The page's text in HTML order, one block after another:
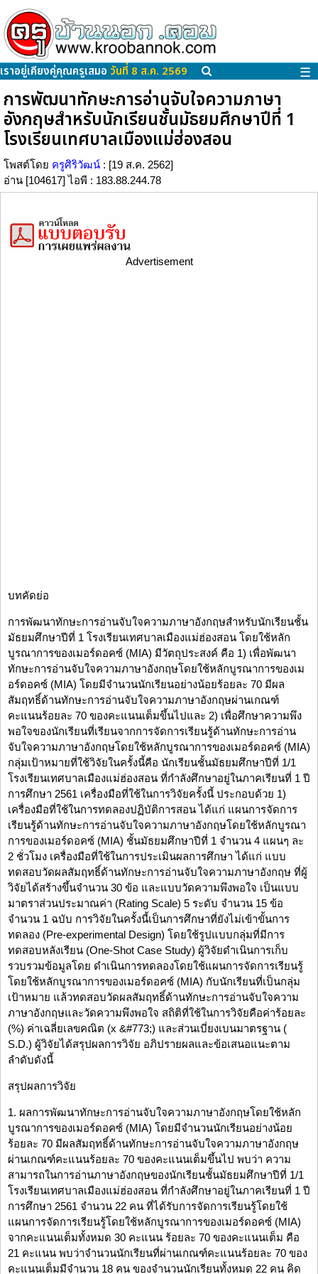
เราอยู่เคียงคู่คุณครูเสมอ วันที่ 8 ส.ค. 2569 ☰
การพัฒนาทักษะการอ่านจับใจความภาษา
อังกฤษสำหรับนักเรียนชั้นมัธยมศึกษาปีที่ 1
โรงเรียนเทศบาลเมืองแม่ฮ่องสอน
โพสต์โดย ครูศิริวัฒน์ : [19 ส.ค. 2562]
อ่าน [104617] ไอพี : 183.88.244.78
Advertisement
บทคัดย่อ
การพัฒนาทักษะการอ่านจับใจความภาษาอังกฤษสำหรับนักเรียนชั้น
มัธยมศึกษาปีที่ 1 โรงเรียนเทศบาลเมืองแม่ฮ่องสอน โดยใช้หลัก
บูรณาการของเมอร์ดอคซ์ (MIA) มีวัตถุประสงค์ คือ 1) เพื่อพัฒนา
ทักษะการอ่านจับใจความภาษาอังกฤษโดยใช้หลักบูรณาการของเม
อร์ดอคซ์ (MIA) โดยมีจำนวนนักเรียนอย่างน้อยร้อยละ 70 มีผล
สัมฤทธิ์ด้านทักษะการอ่านจับใจความภาษาอังกฤษผ่านเกณฑ์
คะแนนร้อยละ 70 ของคะแนนเต็มขึ้นไปและ 2) เพื่อศึกษาความพึง
พอใจของนักเรียนที่เรียนจากการจัดการเรียนรู้ด้านทักษะการอ่าน
จับใจความภาษาอังกฤษโดยใช้หลักบูรณาการของเมอร์ดอคซ์ (MIA)
กลุ่มเป้าหมายที่ใช้วิจัยในครั้งนี้คือ นักเรียนชั้นมัธยมศึกษาปีที่ 1/1
โรงเรียนเทศบาลเมืองแม่ฮ่องสอน ที่กำลังศึกษาอยู่ในภาคเรียนที่ 1 ปี
การศึกษา 2561 เครื่องมือที่ใช้ในการวิจัยครั้งนี้ ประกอบด้วย 1)
เครื่องมือที่ใช้ในการทดลองปฏิบัติการสอน ได้แก่ แผนการจัดการ
เรียนรู้ด้านทักษะการอ่านจับใจความภาษาอังกฤษโดยใช้หลักบูรณา
การของเมอร์ดอคซ์ (MIA) ชั้นมัธยมศึกษาปีที่ 1 จำนวน 4 แผนๆ ละ
2 ชั่วโมง เครื่องมือที่ใช้ในการประเมินผลการศึกษา ได้แก่ แบบ
ทดสอบวัดผลสัมฤทธิ์ด้านทักษะการอ่านจับใจความภาษาอังกฤษ ที่ผู้
วิจัยได้สร้างขึ้นจำนวน 30 ข้อ และแบบวัดความพึงพอใจ เป็นแบบ
มาตราส่วนประมาณค่า (Rating Scale) 5 ระดับ จำนวน 15 ข้อ
จำนวน 1 ฉบับ การวิจัยในครั้งนี้เป็นการศึกษาที่ยังไม่เข้าขั้นการ
ทดลอง (Pre-experimental Design) โดยใช้รูปแบบกลุ่มที่มีการ
ทดสอบหลังเรียน (One-Shot Case Study) ผู้วิจัยดำเนินการเก็บ
รวบรวมข้อมูลโดย ดำเนินการทดลองโดยใช้แผนการจัดการเรียนรู้
โดยใช้หลักบูรณาการของเมอร์ดอคซ์ (MIA) กับนักเรียนที่เป็นกลุ่ม
เป้าหมาย แล้วทดสอบวัดผลสัมฤทธิ์ด้านทักษะการอ่านจับใจความ
ภาษาอังกฤษและวัดความพึงพอใจ สถิติที่ใช้ในการวิจัยคือค่าร้อยละ
(%) ค่าเฉลี่ยเลขคณิต (x &#773;) และส่วนเบี่ยงเบนมาตรฐาน (
S.D.) ผู้วิจัยได้สรุปผลการวิจัย อภิปรายผลและข้อเสนอแนะตาม
ลำดับดังนี้
สรุปผลการวิจัย
1. ผลการพัฒนาทักษะการอ่านจับใจความภาษาอังกฤษโดยใช้หลัก
บูรณาการของเมอร์ดอคซ์ (MIA) โดยมีจำนวนนักเรียนอย่างน้อย
ร้อยละ 70 มีผลสัมฤทธิ์ด้านทักษะการอ่านจับใจความภาษาอังกฤษ
ผ่านเกณฑ์คะแนนร้อยละ 70 ของคะแนนเต็มขึ้นไป พบว่า ความ
สามารถในการอ่านภาษาอังกฤษของนักเรียนชั้นมัธยมศึกษาปีที่ 1/1
โรงเรียนเทศบาลเมืองแม่ฮ่องสอน ที่กำลังศึกษาอยู่ในภาคเรียนที่ 1 ปี
การศึกษา 2561 จำนวน 22 คน ที่ได้รับการจัดการเรียนรู้โดยใช้
แผนการจัดการเรียนรู้โดยใช้หลักบูรณาการของเมอร์ดอคซ์ (MIA)
จากคะแนนเต็มทั้งหมด 30 คะแนน ร้อยละ 70 ของคะแนนเต็ม คือ
21 คะแนน พบว่าจำนวนนักเรียนที่ผ่านเกณฑ์คะแนนร้อยละ 70 ของ
คะแนนเต็มมีจำนวน 18 คน ของจำนวนนักเรียนทั้งหมด 22 คน คิด